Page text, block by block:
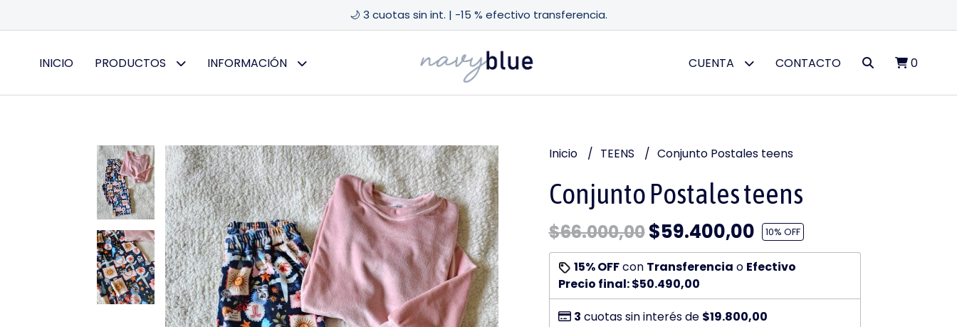
🌙 3 cuotas sin int. | -15 % efectivo transferencia.
INICIO PRODUCTOS INFORMACIÓN CUENTA CONTACTO 0
Inicio TEENS Conjunto Postales teens
Conjunto Postales teens
$66.000,00$59.400,00 10% OFF
15% OFFcon Transferencia o Efectivo
Precio final:$50.490,00
3 cuotas sin interés de $19.800,00